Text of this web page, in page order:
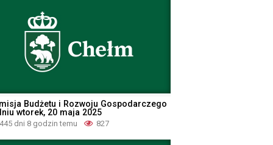
Budżetu i Rozwoju Gospodarczego
wtorek, 20 maja 2025
445 dni 8 godzin temu 827